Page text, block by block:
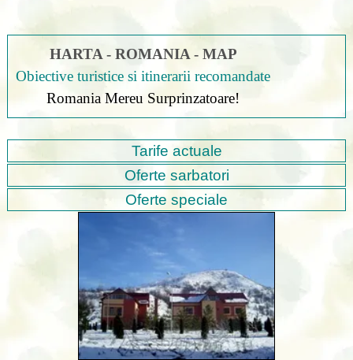
HARTA - ROMANIA - MAP
Obiective turistice si itinerarii recomandate
Romania Mereu Surprinzatoare!
Tarife actuale
Oferte sarbatori
Oferte speciale